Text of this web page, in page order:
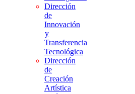
Dirección
de
Innovación
y
Transferencia
Tecnológica
Dirección
de
Creación
Artística